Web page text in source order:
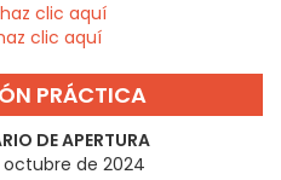
clic aquí
clic aquí
PRÁCTICA
DE APERTURA
octubre de 2024